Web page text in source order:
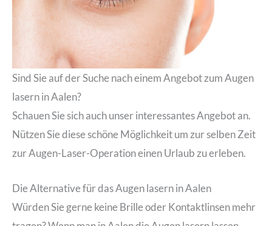
Sind Sie auf der Suche nach einem Angebot zum Augen
lasern in Aalen?
Schauen Sie sich auch unser interessantes Angebot an.
Nützen Sie diese schöne Möglichkeit um zur selben Zeit
zur Augen-Laser-Operation einen Urlaub zu erleben.
Die Alternative für das Augen lasern in Aalen
Würden Sie gerne keine Brille oder Kontaktlinsen mehr